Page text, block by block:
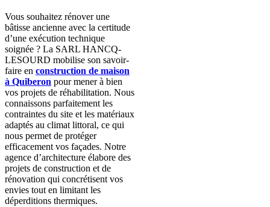
Vous souhaitez rénover une
bâtisse ancienne avec la certitude
d’une exécution technique
soignée ? La SARL HANCQ-
LESOURD mobilise son savoir-
faire en construction de maison
à Quiberon pour mener à bien
vos projets de réhabilitation. Nous
connaissons parfaitement les
contraintes du site et les matériaux
adaptés au climat littoral, ce qui
nous permet de protéger
efficacement vos façades. Notre
agence d’architecture élabore des
projets de construction et de
rénovation qui concrétisent vos
envies tout en limitant les
déperditions thermiques.